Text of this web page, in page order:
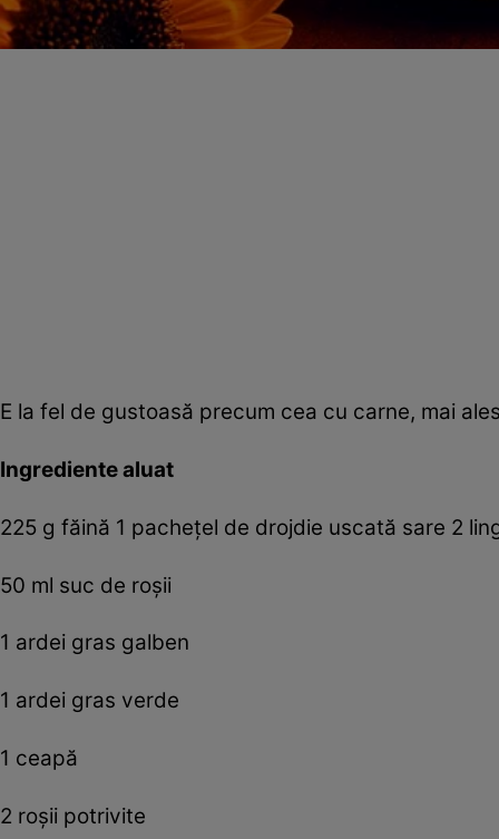
E la fel de gustoasă precum cea cu carne, mai
Ingrediente aluat
225 g făină 1 pacheţel de drojdie uscată sare 2
50 ml suc de roşii
1 ardei gras galben
1 ardei gras verde
1 ceapă
2 roşii potrivite